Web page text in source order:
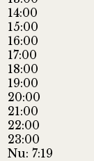
14:00
15:00
16:00
17:00
18:00
19:00
20:00
21:00
22:00
23:00
Nu: 7:19